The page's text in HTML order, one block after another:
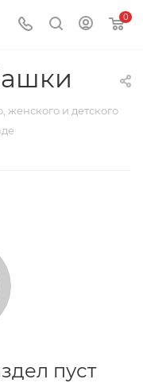
0
женского и детского
пуст